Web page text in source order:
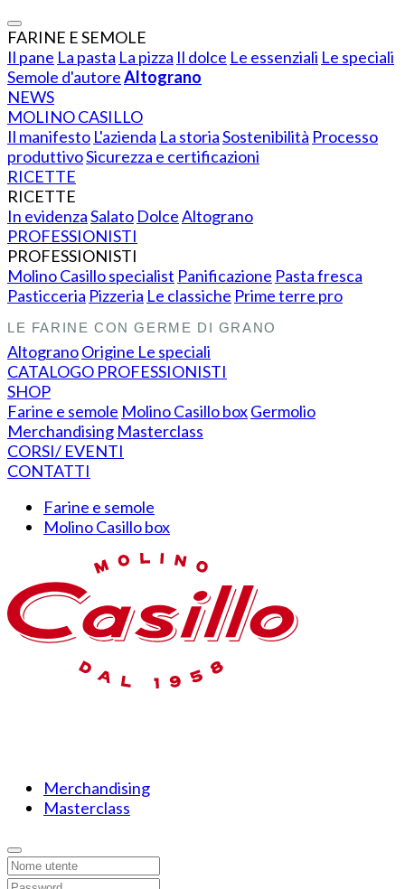
FARINE E SEMOLE
Il pane La pasta La pizza Il dolce Le essenziali Le speciali
Semole d'autoreAltograno
NEWS
MOLINO CASILLO
Il manifesto L'azienda La storiaSostenibilità Processo
produttivoSicurezza e certificazioni
RICETTE
RICETTE
In evidenzaSalato DolceAltograno
PROFESSIONISTI
PROFESSIONISTI
Molino Casillo specialist Panificazione Pasta fresca
Pasticceria Pizzeria Le classiche Prime terre pro
LE FARINE CON GERME DI GRANO
AltogranoOrigine Le speciali
CATALOGO PROFESSIONISTI
SHOP
Farine e semole Molino Casillo boxGermolio
Merchandising Masterclass
CORSI/ EVENTI
CONTATTI
Farine e semole
Molino Casillo box
Merchandising
Masterclass